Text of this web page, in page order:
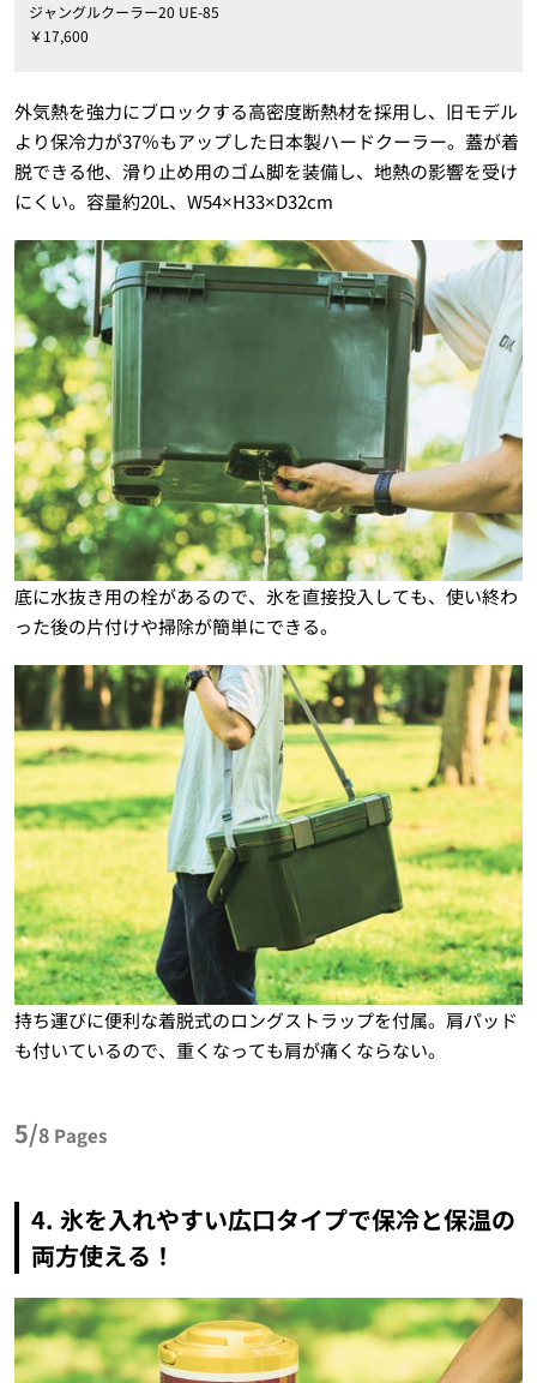
ジャングルクーラー20 UE-85
￥17,600
外気熱を強力にブロックする高密度断熱材を採用し、旧モデル
より保冷力が37％もアップした日本製ハードクーラー。蓋が着
脱できる他、滑り止め用のゴム脚を装備し、地熱の影響を受け
にくい。容量約20L、W54×H33×D32cm
底に水抜き用の栓があるので、氷を直接投入しても、使い終わ
った後の片付けや掃除が簡単にできる。
持ち運びに便利な着脱式のロングストラップを付属。肩パッド
も付いているので、重くなっても肩が痛くならない。
5/8 Pages
4. 氷を入れやすい広口タイプで保冷と保温の
両方使える！